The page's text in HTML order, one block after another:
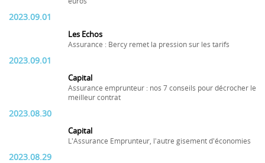
2023.09.01
Les Echos
Assurance : Bercy remet la pression sur les tarifs
2023.09.01
Capital
Assurance emprunteur : nos 7 conseils pour décrocher le
meilleur contrat
2023.08.30
Capital
L'Assurance Emprunteur, l'autre gisement d'économies
2023.08.29